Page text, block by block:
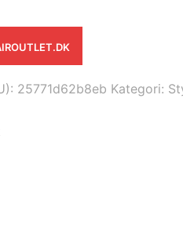
25771d62b8eb Kategori: